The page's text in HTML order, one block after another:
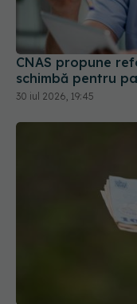
CNAS propune
schimbă pentru
30 iul 2026, 19:45